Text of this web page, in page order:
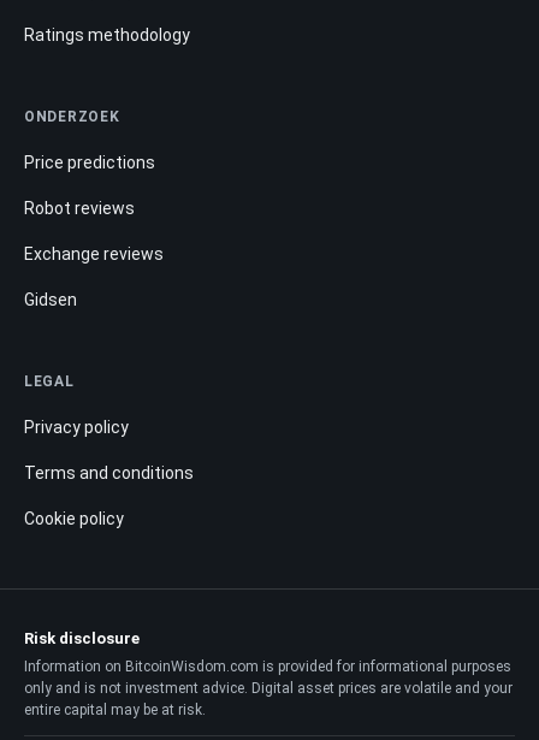
Ratings methodology
ONDERZOEK
Price predictions
Robot reviews
Exchange reviews
Gidsen
LEGAL
Privacy policy
Terms and conditions
Cookie policy
Risk disclosure
Information on BitcoinWisdom.com is provided for informational purposes
only and is not investment advice. Digital asset prices are volatile and your
entire capital may be at risk.